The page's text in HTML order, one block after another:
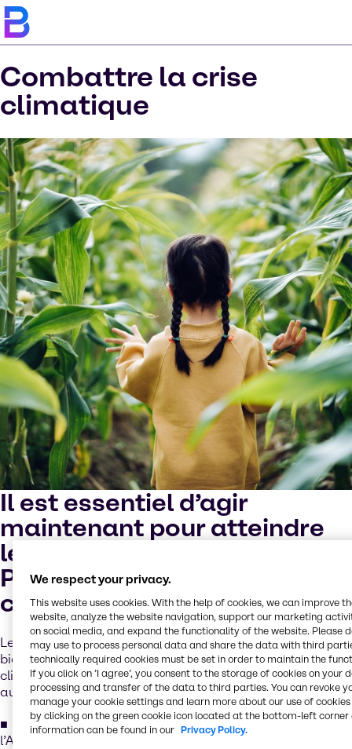
Combattre la crise
climatique
Il est essentiel d’agir
maintenant pour atteindre
les objectifs de l’Accord de
Paris sur le changement
climatique
Les dirigeants d’entreprise, les ONG, les universitaires et
bien d’autres s’accordent à dire que le changement
climatique est le risque le plus urgent et à long terme
auquel le monde est confronté.
Nous devons faire plus pour atteindre les objectifs de
l’Accord de Paris.
We respect your privacy.
This website uses cookies. With the help of cookies, we can improve
website, analyze the website navigation, support our marketing
on social media, and expand the functionality of the website. Please
may use to process personal data and share the data with third
technically required cookies must be set in order to maintain the
If you click on ’I agree’, you consent to the storage of cookies on your
processing and transfer of the data to third parties. You can revoke
manage your cookie settings and learn more about our use of cookies
by clicking on the green cookie icon located at the bottom-left corner
information can be found in our Privacy Policy.